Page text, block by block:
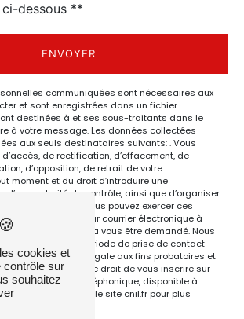
dessous **
ENVOYER
communiquées sont nécessaires aux
et sont enregistrées dans un fichier
destinées à et ses sous-traitants dans le
à votre message. Les données collectées
aux seuls destinataires suivants: . Vous
de rectification, d’effacement, de
d’opposition, de retrait de votre
moment et du droit d’introduire une
d’une autorité de contrôle, ainsi que d’organiser
post-mortem. Vous pouvez exercer ces
à l'adresse ou par courrier électronique à
d'identité pourra vous être demandé. Nous
pendant la période de prise de contact
de prescription légale aux fins probatoires et
Vous avez le droit de vous inscrire sur
au démarchage téléphonique, disponible à
. Consultez le site cnil.fr pour plus
cookies et
contrôle sur
souhaitez